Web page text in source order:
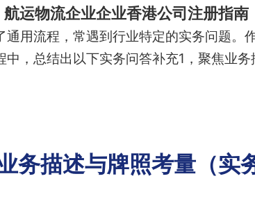
运物流企业企业香港公司注册指南
用流程，常遇到行业特定的实务问题。
，总结出以下实务问答补充1，聚焦业
务描述与牌照考量（实